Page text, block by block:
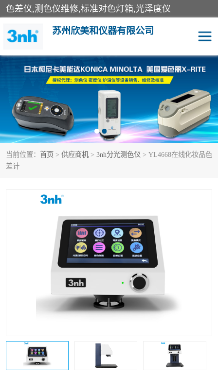
色差仪,测色仪维修,标准对色灯箱,光泽度仪
苏州欣美和仪器有限公司
当前位置： 首页 > 供应商机 > 3nh分光测色仪 > YL4668在线化妆品色
差计
3nh色差仪 色差宝
分光色差仪 DOHO色差仪
美能达色差计 爱色丽测色仪
3nh分光测色仪 非接触式在线测色仪
雾度透过率仪
图像测试卡
色差仪维修 美能达色差仪维修
校色仪维修
行业色差仪 区域测色仪
配色软件
印刷看样台 哈希HACH检测仪